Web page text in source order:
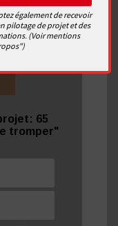
65
tromper"
également de recevoir
pilotage de projet et des
(Voir mentions